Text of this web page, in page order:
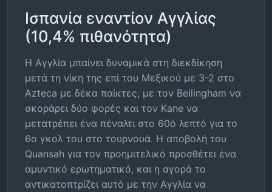
Ισπανία εναντίον Αγγλίας
(10,4% πιθανότητα)
Η Αγγλία μπαίνει δυναμικά στη διεκδίκηση
μετά τη νίκη της επί του Μεξικού με 3-2 στο
Azteca με δέκα παίκτες, με τον Bellingham να
σκοράρει δύο φορές και τον Kane να
μετατρέπει ένα πέναλτι στο 60ό λεπτό για το
6ο γκολ του στο τουρνουά. Η αποβολή του
Quansah για τον προημιτελικό προσθέτει ένα
αμυντικό ερωτηματικό, και η αγορά το
αντικατοπτρίζει αυτό με την Αγγλία να